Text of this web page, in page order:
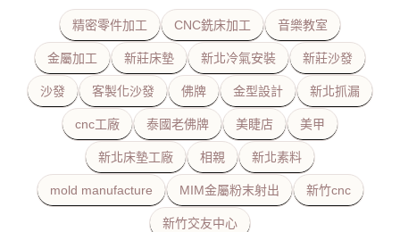
精密零件加工 CNC銑床加工 音樂教室
金屬加工 新莊床墊 新北冷氣安裝 新莊沙發
沙發 客製化沙發 佛牌 金型設計 新北抓漏
cnc工廠 泰國老佛牌 美睫店 美甲
新北床墊工廠 相親 新北素料
mold manufacture MIM金屬粉末射出 新竹cnc
新竹交友中心